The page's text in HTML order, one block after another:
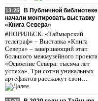
13:25
В Публичной библиотеке
начали монтировать выставку
«Книга Севера»
#НОРИЛЬСК. «Таймырский
телеграф» – Выставка «Книга
Севера» – завершающий этап
большого межмузейного проекта
«Освоение Севера: тысяча лет
успеха». Три сотни уникальных
артефактов расскажут свои…